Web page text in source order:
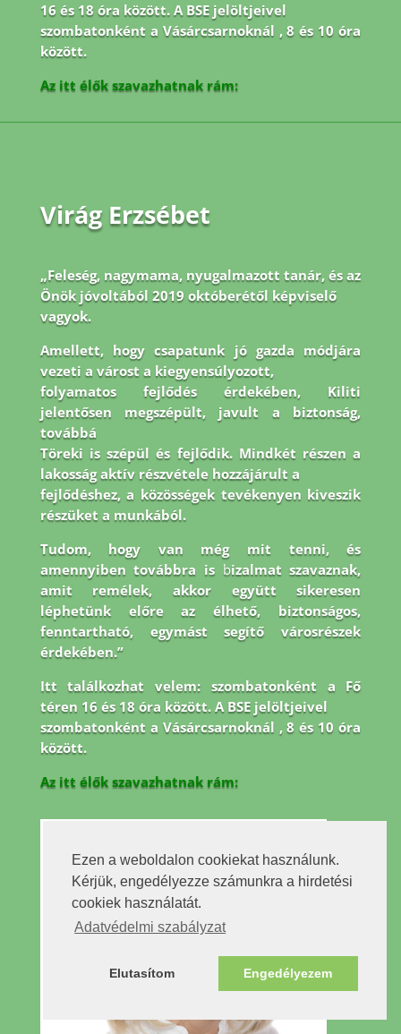
Ezen a weboldalon cookiekat használunk.
Kérjük, engedélyezze számunkra a hirdetési
cookiek használatát.
Adatvédelmi szabályzat
Elutasítom Engedélyezem
16 és 18 óra között. A BSE jelöltjeivel
szombatonként a Vásárcsarnoknál , 8 és 10 óra
között.
Az itt élők szavazhatnak rám:
Virág Erzsébet
„Feleség, nagymama, nyugalmazott tanár, és az
Önök jóvoltából 2019 októberétől képviselő
vagyok.
Amellett, hogy csapatunk jó gazda módjára
vezeti a várost a kiegyensúlyozott,
folyamatos fejlődés érdekében, Kiliti
jelentősen megszépült, javult a biztonság,
továbbá
Töreki is szépül és fejlődik. Mindkét részen a
lakosság aktív részvétele hozzájárult a
fejlődéshez, a közösségek tevékenyen kiveszik
részüket a munkából.
Tudom, hogy van még mit tenni, és
amennyiben továbbra is bizalmat szavaznak,
amit remélek, akkor együttsikeresen
léphetünk előre az élhető, biztonságos,
fenntartható, egymást segítő városrészek
érdekében.”
Itt találkozhat velem: szombatonként a Fő
téren 16 és 18 óra között. A BSE jelöltjeivel
szombatonként a Vásárcsarnoknál , 8 és 10 óra
között.
Az itt élők szavazhatnak rám: